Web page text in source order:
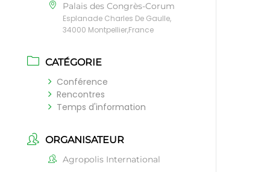
Palais des Congrès-Corum
Esplanade Charles De Gaulle,
34000 Montpellier,France
CATÉGORIE
Conférence
Rencontres
Temps d'information
ORGANISATEUR
Agropolis International